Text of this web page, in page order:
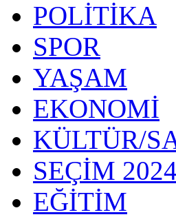
POLİTİKA
SPOR
YAŞAM
EKONOMİ
KÜLTÜR/
SEÇİM 2024
EĞİTİM